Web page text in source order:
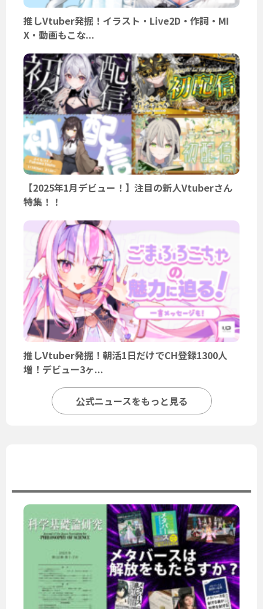
推しVtuber発掘！イラスト・Live2D・作詞・MI
X・動画もこな...
【2025年1月デビュー！】注目の新人Vtuberさん
特集！！
推しVtuber発掘！朝活1日だけでCH登録1300人
増！デビュー3ヶ...
公式ニュースをもっと見る